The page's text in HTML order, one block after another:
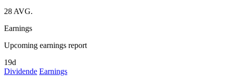
28 AVG.
Earnings
Upcoming earnings report
19d
Dividende Earnings